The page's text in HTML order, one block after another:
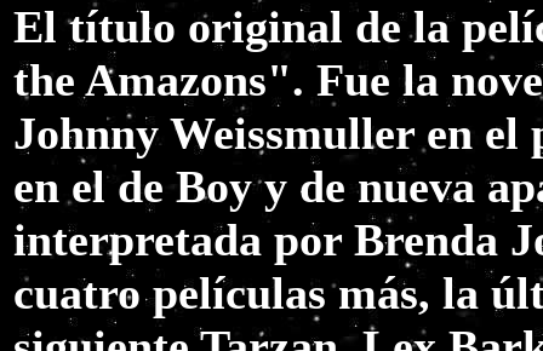
El título original de la
the Amazons". Fue la
Johnny Weissmuller en el
en el de Boy y de nueva
interpretada por Brenda
cuatro películas más, la